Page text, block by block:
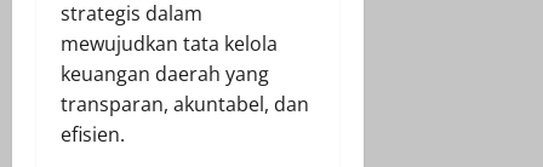
strategis dalam
mewujudkan tata kelola
keuangan daerah yang
transparan, akuntabel, dan
efisien.